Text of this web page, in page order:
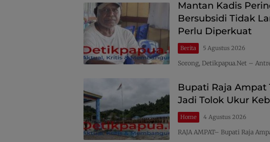
Mantan Kadis
Bersubsidi Tidak
Perlu Diperkuat
Berita 5 Agustus 2026
Sorong, Detikpapua.Net –
Bupati Raja Ampat
Jadi Tolok Ukur
Home 4 Agustus 2026
RAJA AMPAT– Bupati Raja